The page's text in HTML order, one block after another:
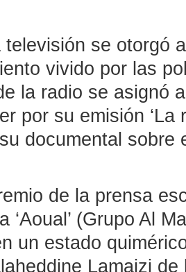
televisión se otorgó
vivido por las
la radio se asignó
por su emisión
documental sobre
de la prensa
‘Aoual’ (Grupo Al
un estado
Lamaizi